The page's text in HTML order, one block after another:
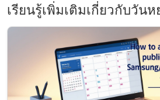
เรียนรู้เพิ่มเติมเกี่ยวกับวัน